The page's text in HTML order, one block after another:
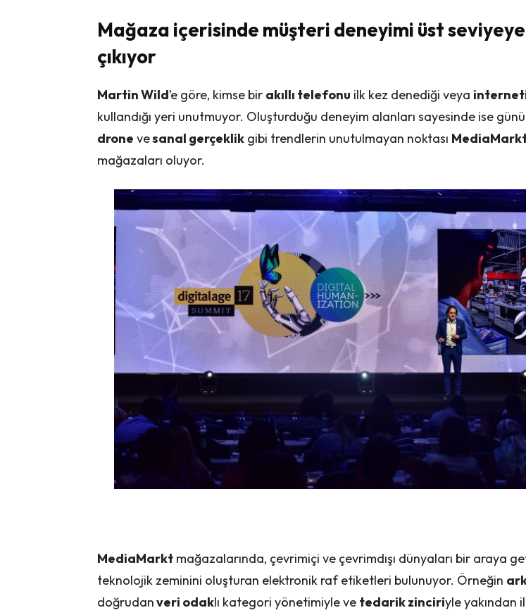
Mağaza içerisinde müşteri deneyimi üst seviyeye
çıkıyor
Martin Wild’e göre, kimse bir akıllı telefonu ilk kez denediği veya
kullandığı yeri unutmuyor. Oluşturduğu deneyim alanları sayesinde ise
drone vesanal gerçeklik gibi trendlerin unutulmayan noktası
mağazaları oluyor.
MediaMarkt mağazalarında, çevrimiçi ve çevrimdışı dünyaları bir araya
teknolojik zeminini oluşturan elektronik raf etiketleri bulunuyor. Örneğin
doğrudanveri odaklı kategori yönetimiyle ve tedarik zinciriyle yakından